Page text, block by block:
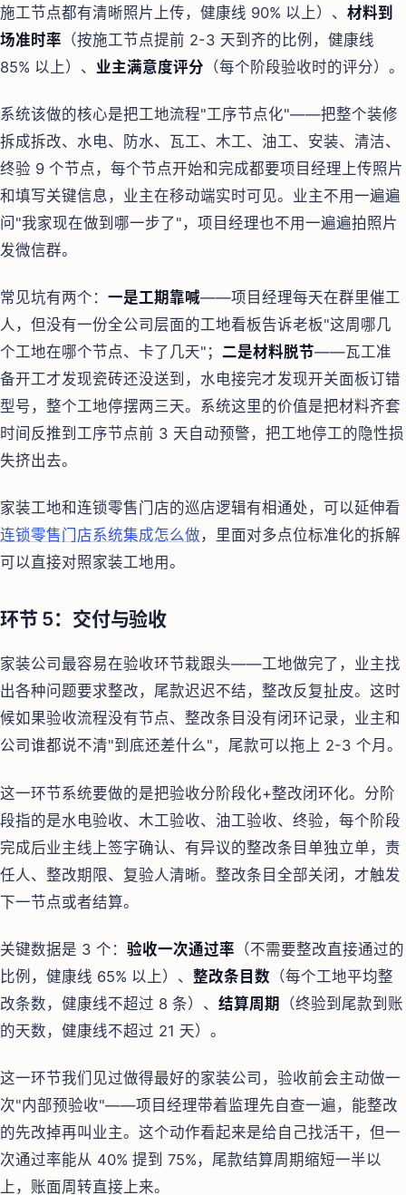
施工节点都有清晰照片上传，健康线 90% 以上）、 材料到
场准时率 （按施工节点提前 2-3 天到齐的比例，健康线
85% 以上）、 业主满意度评分 （每个阶段验收时的评分）。
系统该做的核心是把工地流程"工序节点化"——把整个装修
拆成拆改、水电、防水、瓦工、木工、油工、安装、清洁、
终验 9 个节点，每个节点开始和完成都要项目经理上传照片
和填写关键信息，业主在移动端实时可见。业主不用一遍遍
问"我家现在做到哪一步了"，项目经理也不用一遍遍拍照片
发微信群。
常见坑有两个： 一是工期靠喊——项目经理每天在群里催工
人，但没有一份全公司层面的工地看板告诉老板"这周哪几
个工地在哪个节点、卡了几天"； 二是材料脱节——瓦工准
备开工才发现瓷砖还没送到，水电接完才发现开关面板订错
型号，整个工地停摆两三天。系统这里的价值是把材料齐套
时间反推到工序节点前 3 天自动预警，把工地停工的隐性损
失挤出去。
家装工地和连锁零售门店的巡店逻辑有相通处，可以延伸看
连锁零售门店系统集成怎么做 ，里面对多点位标准化的拆解
可以直接对照家装工地用。
环节 5：交付与验收
家装公司最容易在验收环节栽跟头——工地做完了，业主找
出各种问题要求整改，尾款迟迟不结，整改反复扯皮。这时
候如果验收流程没有节点、整改条目没有闭环记录，业主和
公司谁都说不清"到底还差什么"，尾款可以拖上 2-3 个月。
这一环节系统要做的是把验收分阶段化+整改闭环化。分阶
段指的是水电验收、木工验收、油工验收、终验，每个阶段
完成后业主线上签字确认、有异议的整改条目单独立单，责
任人、整改期限、复验人清晰。整改条目全部关闭，才触发
下一节点或者结算。
关键数据是 3 个： 验收一次通过率 （不需要整改直接通过的
比例，健康线 65% 以上）、 整改条目数 （每个工地平均整
改条数，健康线不超过 8 条）、 结算周期
（终验到尾款到账
的天数，健康线不超过 21 天）。
这一环节我们见过做得最好的家装公司，验收前会主动做一
次"内部预验收"——项目经理带着监理先自查一遍，能整改
的先改掉再叫业主。这个动作看起来是给自己找活干，但一
次通过率能从 40% 提到 75%，尾款结算周期缩短一半以
上，账面周转直接上来。